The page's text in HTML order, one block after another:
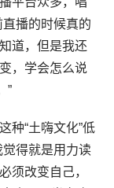
播的时候真的
道，但是我还
，学会怎么说
”
种“土嗨文化”低
觉得就是用力读
须改变自己，